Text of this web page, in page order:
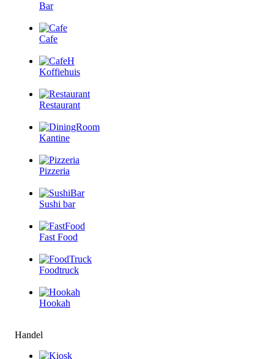
Bar
Cafe
Koffiehuis
Restaurant
Kantine
Pizzeria
Sushi bar
Fast Food
Foodtruck
Hookah
Handel